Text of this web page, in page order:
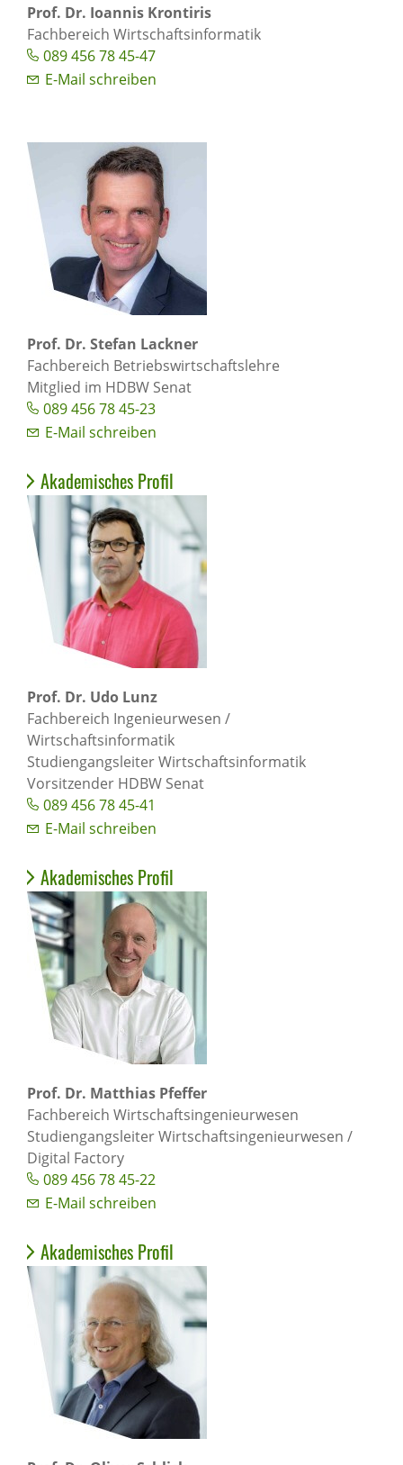
Prof. Dr. Ioannis Krontiris
Fachbereich Wirtschaftsinformatik
089 456 78 45-47
E-Mail schreiben
Prof. Dr. Stefan Lackner
Fachbereich Betriebswirtschaftslehre
Mitglied im HDBW Senat
089 456 78 45-23
E-Mail schreiben
Akademisches Profil
Prof. Dr. Udo Lunz
Fachbereich Ingenieurwesen /
Wirtschaftsinformatik
Studiengangsleiter Wirtschaftsinformatik
Vorsitzender HDBW Senat
089 456 78 45-41
E-Mail schreiben
Akademisches Profil
Prof. Dr. Matthias Pfeffer
Fachbereich Wirtschaftsingenieurwesen
Studiengangsleiter Wirtschaftsingenieurwesen /
Digital Factory
089 456 78 45-22
E-Mail schreiben
Akademisches Profil